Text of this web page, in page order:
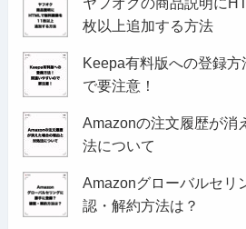
枚以上追加する方法
Keepa有料版への登録
で要注意！
Amazonの注文履歴が消
法について
Amazonグローバルセリ
認・解約方法は？